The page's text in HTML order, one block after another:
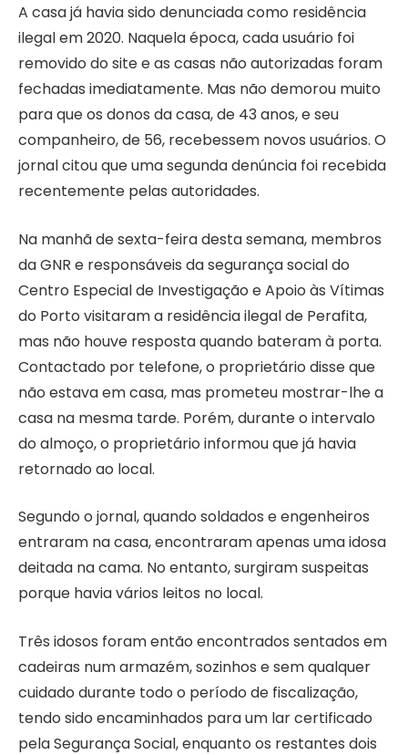
A casa já havia sido denunciada como residência
ilegal em 2020. Naquela época, cada usuário foi
removido do site e as casas não autorizadas foram
fechadas imediatamente. Mas não demorou muito
para que os donos da casa, de 43 anos, e seu
companheiro, de 56, recebessem novos usuários. O
jornal citou que uma segunda denúncia foi recebida
recentemente pelas autoridades.
Na manhã de sexta-feira desta semana, membros
da GNR e responsáveis ​​da segurança social do
Centro Especial de Investigação e Apoio às Vítimas
do Porto visitaram a residência ilegal de Perafita,
mas não houve resposta quando bateram à porta.
Contactado por telefone, o proprietário disse que
não estava em casa, mas prometeu mostrar-lhe a
casa na mesma tarde. Porém, durante o intervalo
do almoço, o proprietário informou que já havia
retornado ao local.
Segundo o jornal, quando soldados e engenheiros
entraram na casa, encontraram apenas uma idosa
deitada na cama. No entanto, surgiram suspeitas
porque havia vários leitos no local.
Três idosos foram então encontrados sentados em
cadeiras num armazém, sozinhos e sem qualquer
cuidado durante todo o período de fiscalização,
tendo sido encaminhados para um lar certificado
pela Segurança Social, enquanto os restantes dois